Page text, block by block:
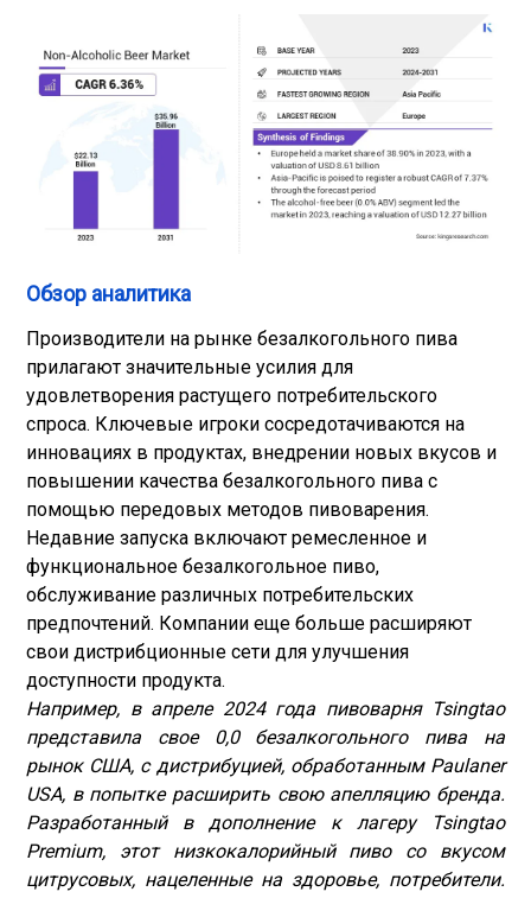
Обзор аналитика
Производители на рынке безалкогольного пива
прилагают значительные усилия для
удовлетворения растущего потребительского
спроса. Ключевые игроки сосредотачиваются на
инновациях в продуктах, внедрении новых вкусов и
повышении качества безалкогольного пива с
помощью передовых методов пивоварения.
Недавние запуска включают ремесленное и
функциональное безалкогольное пиво,
обслуживание различных потребительских
предпочтений. Компании еще больше расширяют
свои дистрибционные сети для улучшения
доступности продукта.
Например, в апреле 2024 года пивоварня Tsingtao
представила свое 0,0 безалкогольного пива на
рынок США, с дистрибуцией, обработанным Paulaner
USA, в попытке расширить свою апелляцию бренда.
Разработанный в дополнение к лагеру Tsingtao
Premium, этот низкокалорийный пиво со вкусом
цитрусовых, нацеленные на здоровье, потребители.